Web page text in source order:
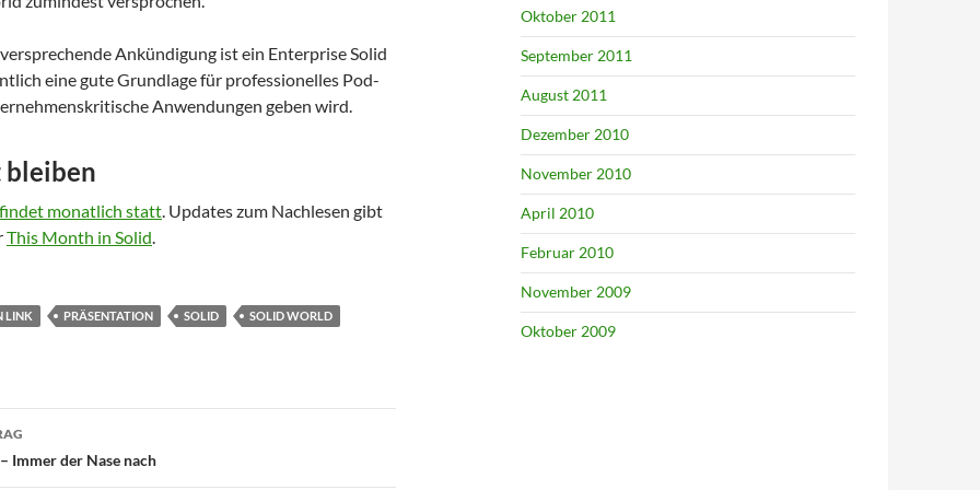
Ankündigung ist ein Enterprise Solid
eine gute Grundlage für professionelles Pod-
Anwendungen geben wird.
monatlich statt. Updates zum Nachlesen gibt
This Month in Solid.
LINK PRÄSENTATION SOLID
SOLID WORLD
Immer der Nase nach
Oktober 2011
September 2011
August 2011
Dezember 2010
November 2010
April 2010
Februar 2010
November 2009
Oktober 2009